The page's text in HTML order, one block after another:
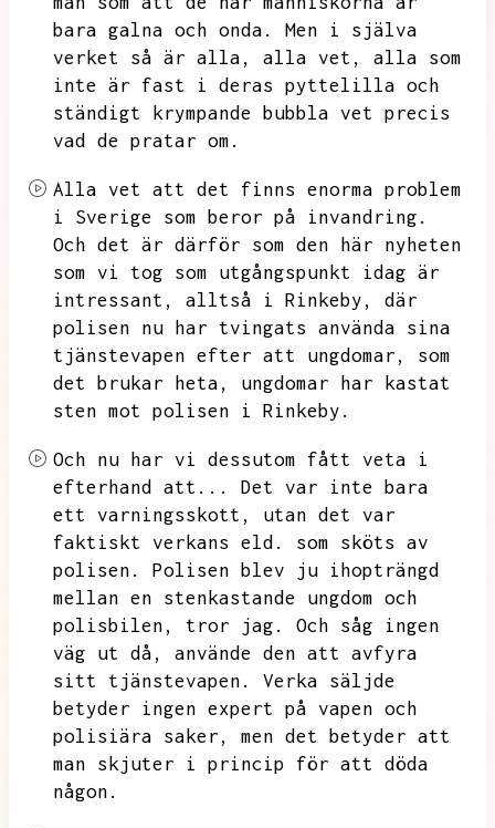
bara galna och onda.
Men i själva
verket så är alla,
alla vet,
alla som
inte är fast i deras pyttelilla och
ständigt krympande bubbla vet precis
vad de pratar om.
Alla vet att det finns enorma problem
i Sverige som beror på invandring.
Och det är därför som den här nyheten
som vi tog som utgångspunkt idag är
intressant,
alltså i Rinkeby,
där
polisen nu har tvingats använda sina
tjänstevapen efter att ungdomar,
som
det brukar heta,
ungdomar har kastat
sten mot polisen i Rinkeby.
Och nu har vi dessutom fått veta i
efterhand att...
Det var inte bara
ett varningsskott,
utan det var
faktiskt verkans eld.
som sköts av
polisen.
Polisen blev ju ihopträngd
mellan en stenkastande ungdom och
polisbilen,
tror jag.
Och såg ingen
väg ut då,
använde den att avfyra
sitt tjänstevapen.
Verka säljde
betyder ingen expert på vapen och
polisiära saker,
men det betyder att
man skjuter i princip för att döda
någon.